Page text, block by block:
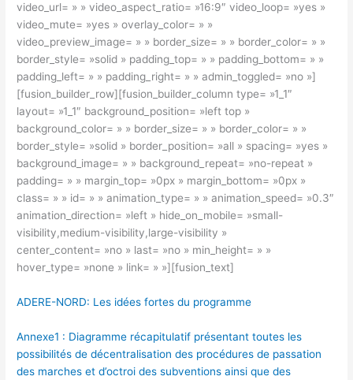
video_url= » » video_aspect_ratio= »16:9″ video_loop= »yes »
video_mute= »yes » overlay_color= » »
video_preview_image= » » border_size= » » border_color= » »
border_style= »solid » padding_top= » » padding_bottom= » »
padding_left= » » padding_right= » » admin_toggled= »no »]
[fusion_builder_row][fusion_builder_column type= »1_1″
layout= »1_1″ background_position= »left top »
background_color= » » border_size= » » border_color= » »
border_style= »solid » border_position= »all » spacing= »yes »
background_image= » » background_repeat= »no-repeat »
padding= » » margin_top= »0px » margin_bottom= »0px »
class= » » id= » » animation_type= » » animation_speed= »0.3″
animation_direction= »left » hide_on_mobile= »small-
visibility,medium-visibility,large-visibility »
center_content= »no » last= »no » min_height= » »
hover_type= »none » link= » »][fusion_text]
ADERE-NORD: Les idées fortes du programme
Annexe1 : Diagramme récapitulatif présentant toutes les
possibilités de décentralisation des procédures de passation
des marches et d’octroi des subventions ainsi que des